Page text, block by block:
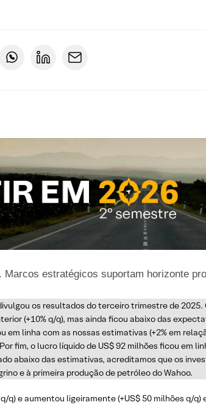
estratégicos suportam horizonte
os resultados do terceiro trimestre de 2025.
(+10% q/q), mas ainda ficou abaixo das
linha com as nossas estimativas (+2% em
fim, o lucro líquido de US$ 92 milhões ficou em
abaixo das estimativas, acreditamos que os
e à primeira produção de petróleo do Wahoo.
q) e aumentou ligeiramente (+US$ 50 milhões q/